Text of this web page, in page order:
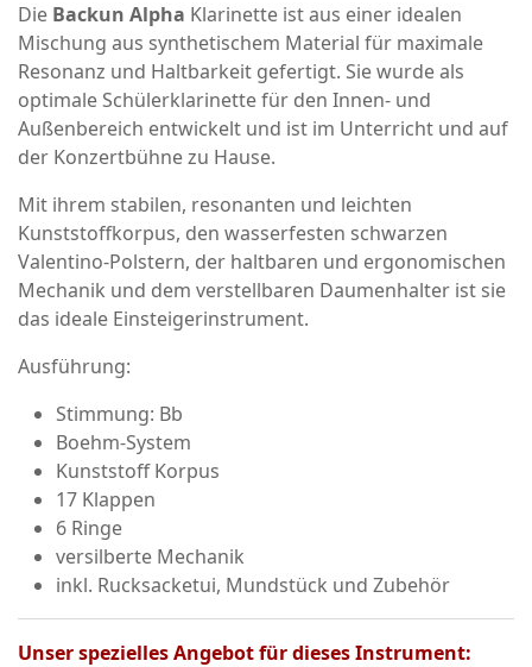
Die Backun Alpha Klarinette ist aus einer idealen
Mischung aus synthetischem Material für maximale
Resonanz und Haltbarkeit gefertigt. Sie wurde als
optimale Schülerklarinette für den Innen- und
Außenbereich entwickelt und ist im Unterricht und auf
der Konzertbühne zu Hause.
Mit ihrem stabilen, resonanten und leichten
Kunststoffkorpus, den wasserfesten schwarzen
Valentino-Polstern, der haltbaren und ergonomischen
Mechanik und dem verstellbaren Daumenhalter ist sie
das ideale Einsteigerinstrument.
Ausführung:
Stimmung: Bb
Boehm-System
Kunststoff Korpus
17 Klappen
6 Ringe
versilberte Mechanik
inkl. Rucksacketui, Mundstück und Zubehör
Unser spezielles Angebot für dieses Instrument: